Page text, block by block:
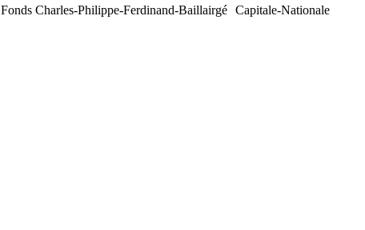
Fonds Charles-Philippe-Ferdinand-Baillairgé Capitale-Nationale